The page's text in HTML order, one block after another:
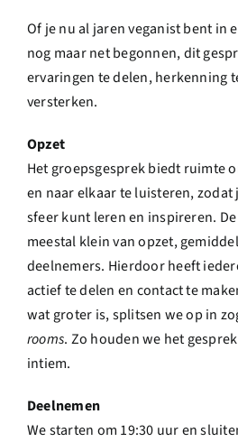
Of je nu al jaren veganist bent in
nog maar net begonnen, dit
ervaringen te delen, herkenning
versterken.
Opzet
Het groepsgesprek biedt ruimte
en naar elkaar te luisteren,
sfeer kunt leren en inspireren.
meestal klein van opzet,
deelnemers. Hierdoor heeft
actief te delen en contact te
wat groter is, splitsen we op in
rooms. Zo houden we het
intiem.
Deelnemen
We starten om 19:30 uur en